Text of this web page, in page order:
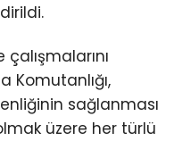
Komutanlığı,
sağlanması
üzere her türlü